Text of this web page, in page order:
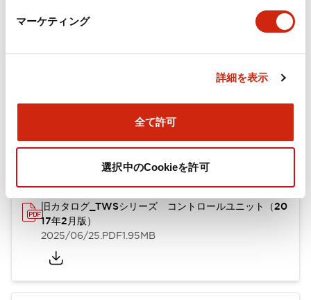
マーケティング
詳細を表示
全て許可
選択中のCookieを許可
旧カタログ_TWSシリーズ コントロールユニット（20
25年4月版）（日本語）
2.37MB
旧カタログ_TWSシリーズ コントロールユニット（20
17年2月版）
2025/06/25.PDF1.95MB